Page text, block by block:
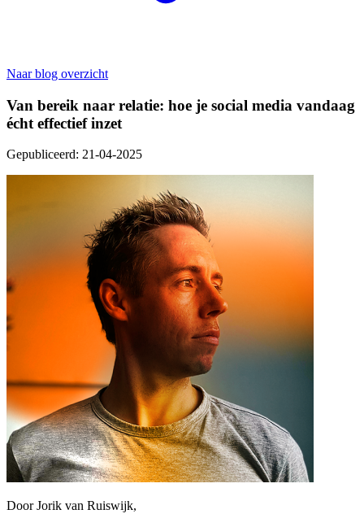
Naar blog overzicht
Van bereik naar relatie: hoe je social media vandaag
écht effectief inzet
Gepubliceerd: 21-04-2025
DoorJorik van Ruiswijk,